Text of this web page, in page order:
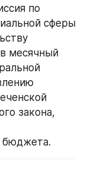
по
сферы
месячный
закона,
бюджета.